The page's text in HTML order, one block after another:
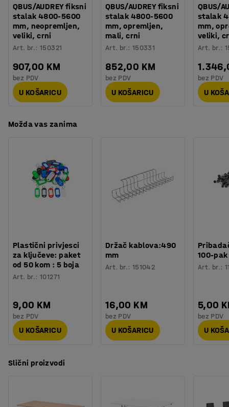
Montaža: Dolazi nesastavljeno
Testirano: EN 15372:2023
Kvaliteta - Eko oznaka
Möbelfakta 420250512
QBUS/AUDREY fiksni
stalak 4800-5600
mm, neopremljen,
veliki, crni
Art. br.:150321
907,00 KM
bez PDV
U KOŠARICU
QBUS/AUDREY fiksni
stalak 4800-5600
mm, opremljen,
mali, crni
Art. br.: 150331
852,00 KM
bez PDV
U KOŠARICU
QBUS/
stalak
mm,
veliki,
Art. br.:
bez PDV
U
Možda vas zanima
Plastični privjesci
za ključeve: paket
od 50 kom : 5 boja
Art. br.:101271
9,00 KM
bez PDV
U KOŠARICU
Držač kablova:490
mm
Art. br.: 151042
16,00 KM
bez PDV
U KOŠARICU
100-pak
Art. br.:
5,00
bez PDV
U
Slični proizvodi